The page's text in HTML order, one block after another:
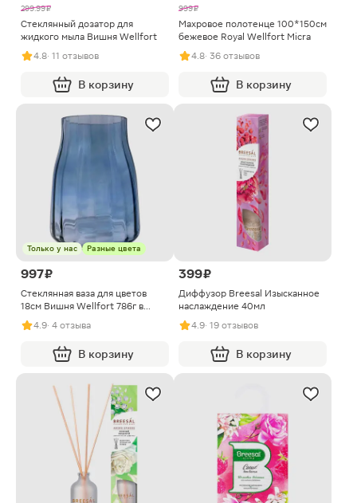
299.99 ₽
Стеклянный дозатор для
жидкого мыла Вишня Wellfort
4.8· 11 отзывов
В корзину
999 ₽
Махровое полотенце 100*150см
бежевое Royal Wellfort Micra
4.8· 36 отзывов
В корзину
Только у нас Разные цвета
997 ₽
Стеклянная ваза для цветов
18см Вишня Wellfort 786г в
ассортименте
4.9· 4 отзыва
В корзину
399 ₽
Диффузор Breesal Изысканное
наслаждение 40мл
4.9· 19 отзывов
В корзину